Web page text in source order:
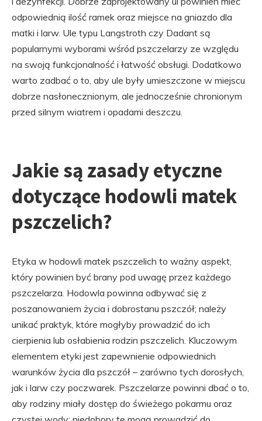
odpowiednią ilość ramek oraz miejsce na gniazdo dla
matki i larw. Ule typu Langstroth czy Dadant są
popularnymi wyborami wśród pszczelarzy ze względu
na swoją funkcjonalność i łatwość obsługi. Dodatkowo
warto zadbać o to, aby ule były umieszczone w miejscu
dobrze nasłonecznionym, ale jednocześnie chronionym
przed silnym wiatrem i opadami deszczu.
Jakie są zasady etyczne
dotyczące hodowli matek
pszczelich?
Etyka w hodowli matek pszczelich to ważny aspekt,
który powinien być brany pod uwagę przez każdego
pszczelarza. Hodowla powinna odbywać się z
poszanowaniem życia i dobrostanu pszczół; należy
unikać praktyk, które mogłyby prowadzić do ich
cierpienia lub osłabienia rodzin pszczelich. Kluczowym
elementem etyki jest zapewnienie odpowiednich
warunków życia dla pszczół – zarówno tych dorosłych,
jak i larw czy poczwarek. Pszczelarze powinni dbać o to,
aby rodziny miały dostęp do świeżego pokarmu oraz